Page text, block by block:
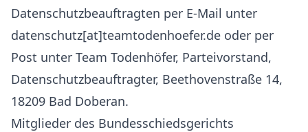
Datenschutzbeauftragten per E-Mail unter
datenschutz[at]teamtodenhoefer.de oder per
Post unter Team Todenhöfer, Parteivorstand,
Datenschutzbeauftragter, Beethovenstraße 14,
18209 Bad Doberan.
Mitglieder des Bundesschiedsgerichts